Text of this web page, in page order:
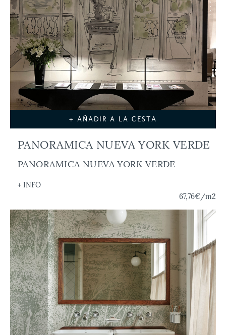
+ AÑADIR A LA CESTA
PANORAMICA NUEVA YORK VERDE
PANORAMICA NUEVA YORK VERDE
+ INFO
67,76€/m2